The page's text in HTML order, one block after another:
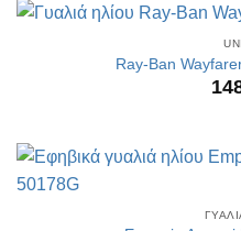
Ray-Ban